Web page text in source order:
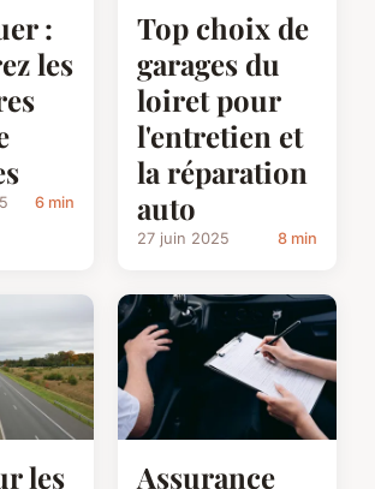
:
les
6 min
Top choix de
garages du
loiret pour
l'entretien et
la réparation
auto
27 juin 2025 8 min
les
Assurance